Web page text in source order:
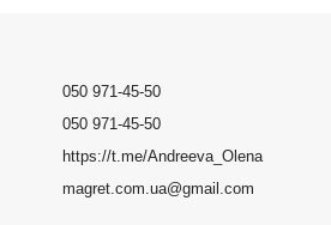
050 971-45-50
050 971-45-50
https://t.me/Andreeva_Olena
magret.com.ua@gmail.com